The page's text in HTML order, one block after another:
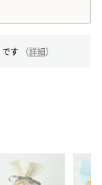
です （詳細）